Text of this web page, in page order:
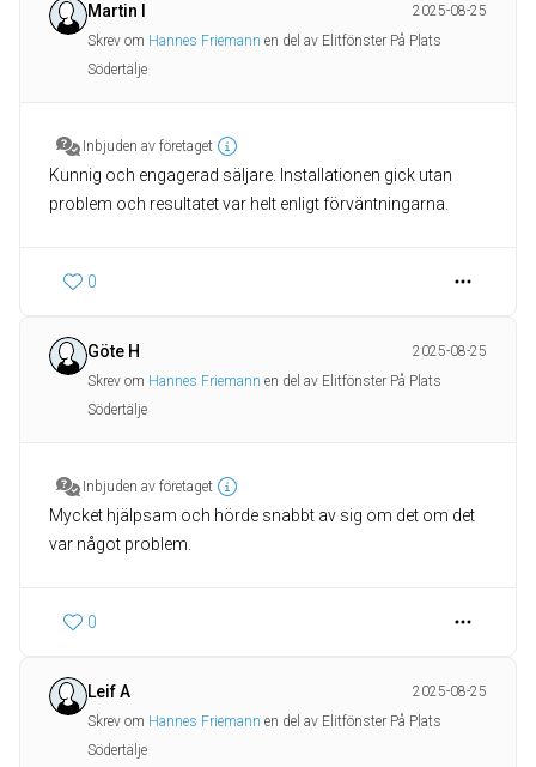
Martin I
2025-08-25
Skrev om Hannes Friemann en del av Elitfönster På Plats
Södertälje
Inbjuden av företaget
Kunnig och engagerad säljare. Installationen gick utan
problem och resultatet var helt enligt förväntningarna.
0
Göte H
2025-08-25
Skrev om Hannes Friemann en del av Elitfönster På Plats
Södertälje
Inbjuden av företaget
Mycket hjälpsam och hörde snabbt av sig om det om det
var något problem.
0
Leif A
2025-08-25
Skrev om Hannes Friemann en del av Elitfönster På Plats
Södertälje